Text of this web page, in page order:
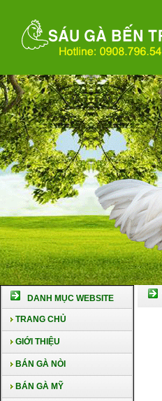
DANH MỤC WEBSITE
TRANG CHỦ
GIỚI THIỆU
BÁN GÀ NÒI
BÁN GÀ MỸ